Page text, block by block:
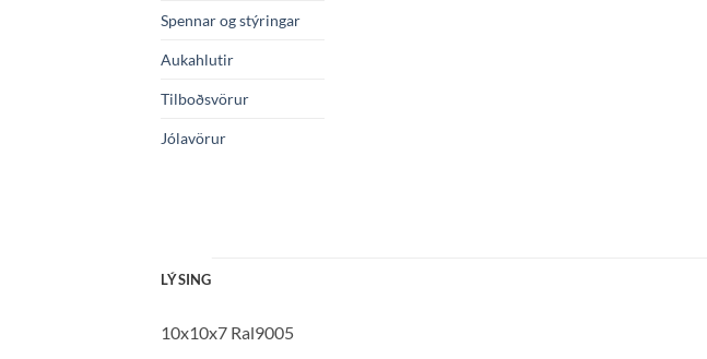
Spennar og stýringar
Aukahlutir
Tilboðsvörur
Jólavörur
LÝSING
10x10x7 Ral9005